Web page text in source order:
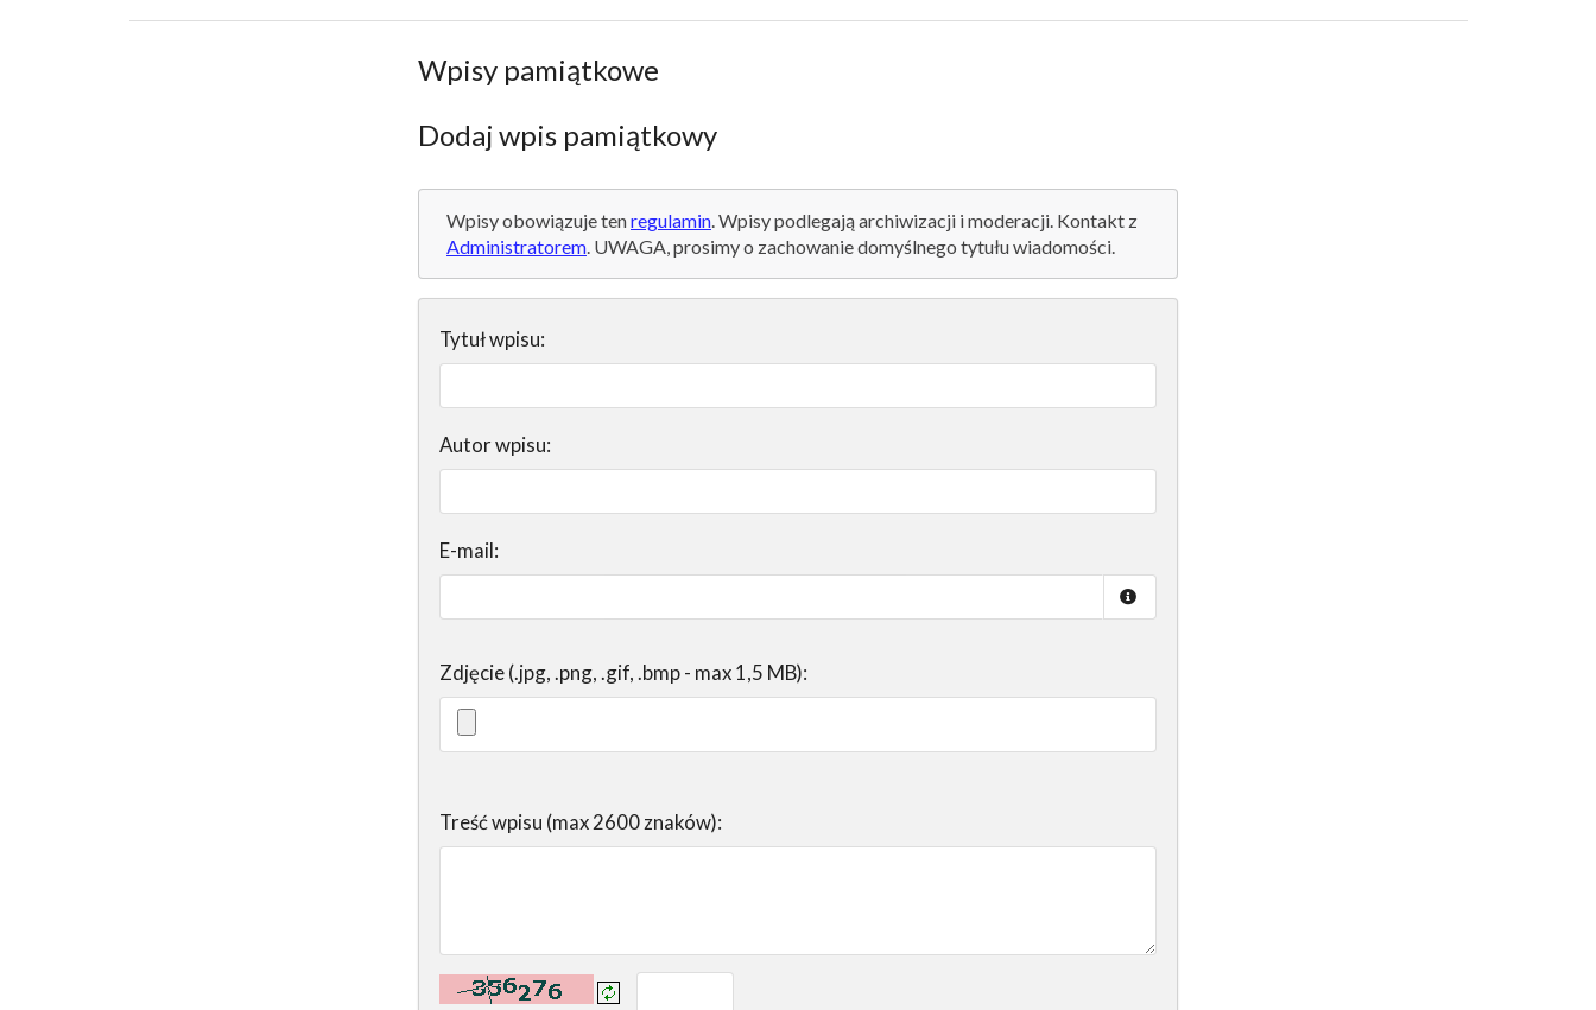
Wpisy pamiątkowe
Dodaj wpis pamiątkowy
Wpisy obowiązuje tenregulamin. Wpisy podlegają archiwizacji i moderacji. Kontakt z
Administratorem. UWAGA, prosimy o zachowanie domyślnego tytułu wiadomości.
Tytuł wpisu:
Autor wpisu:
E-mail:
Zdjęcie (.jpg, .png, .gif, .bmp - max 1,5 MB):
Treść wpisu (max 2600 znaków):
Kontrola - wprowadź tekst z obrazka: